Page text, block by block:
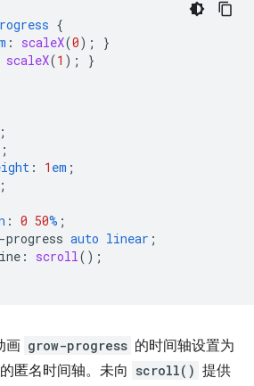
{
: scaleX(0);
}
scaleX(1 );
}
;
;
: 1 em ;
;
: 0 50% ;
progress auto linear ;
: scroll();
画 grow-progress 的时间轴设置为
匿名时间轴。未向 scroll() 提供